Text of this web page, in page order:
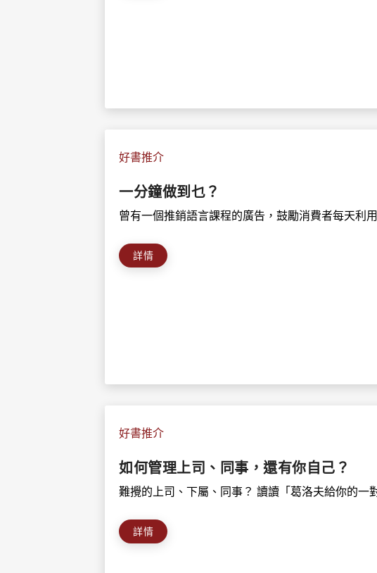
好書推介
一分鐘做到乜？
曾有一個推銷語言課程的廣告，鼓勵消費者每天利
詳情
好書推介
如何管理上司、同事，還有你自己？
難攪的上司、下屬、同事？ 讀讀「葛洛夫給你的一
詳情